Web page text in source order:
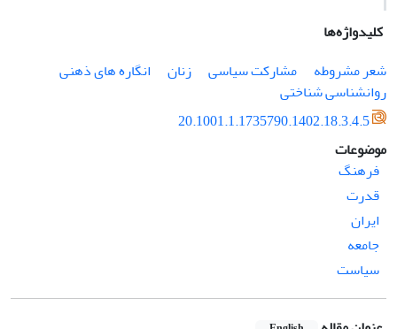
کلیدواژه‌ها
شعر مشروطه
مشارکت سیاسی زنان
انگاره های ذهنی
روانشناسی شناختی
20.1001.1.1735790.1402.18.3.4.5
موضوعات
فرهنگ
قدرت
ایران
جامعه
سیاست